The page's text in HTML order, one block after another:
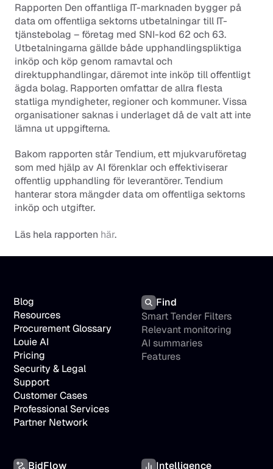
Rapporten Den offantliga IT-marknaden bygger på
data om offentliga sektorns utbetalningar till IT-
tjänstebolag – företag med SNI-kod 62 och 63.
Utbetalningarna gällde både upphandlingspliktiga
inköp och köp genom ramavtal och
direktupphandlingar, däremot inte inköp till offentligt
ägda bolag. Rapporten omfattar de allra flesta
statliga myndigheter, regioner och kommuner. Vissa
organisationer saknas i underlaget då de valt att inte
lämna ut uppgifterna.
Bakom rapporten står Tendium, ett mjukvaruföretag
som med hjälp av AI förenklar och effektiviserar
offentlig upphandling för leverantörer. Tendium
hanterar stora mängder data om offentliga sektorns
inköp och utgifter.
Läs hela rapporten här.
Blog
Resources
Procurement Glossary
Louie AI
Pricing
Security & Legal
Support
Customer Cases
Professional Services
Partner Network
Find
Smart Tender Filters
Relevant monitoring
AI summaries
Features
BidFlow Intelligence